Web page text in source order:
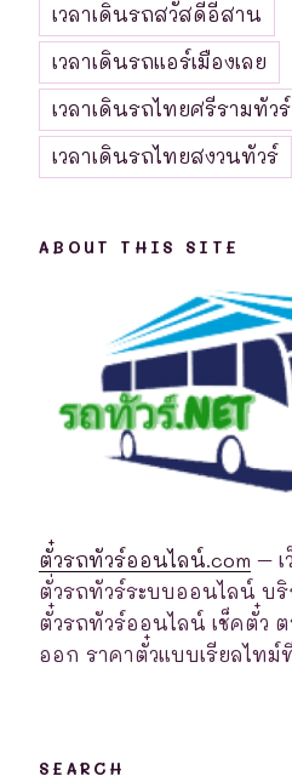
เวลาเดินรถสวัสดีอีสาน
เวลาเดินรถแอร์เมืองเลย
เวลาเดินรถไทยศรีรามทัวร์
เวลาเดินรถไทยสงวนทัวร์
ABOUT THIS SITE
ตั๋วรถทัวร์ออนไลน์.com –
ตั่วรถทัวร์ระบบออนไลน์ บ
ตั๋วรถทัวร์ออนไลน์ เช็คตั๋ว ต
ออก ราคาตั๋วแบบเรียลไทม์
SEARCH